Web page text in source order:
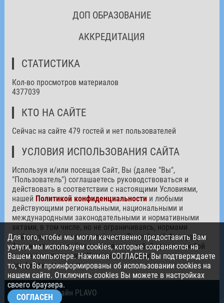
ДОП ОБРАЗОВАНИЕ
АККРЕДИТАЦИЯ
СТАТИСТИКА
Кол-во просмотров материалов
4377039
КТО НА САЙТЕ
Сейчас на сайте 479 гостей и нет пользователей
УСЛОВИЯ ИСПОЛЬЗОВАНИЯ САЙТА
Используя и/или посещая Сайт, Вы (далее "Вы",
"Пользователь") соглашаетесь руководствоваться и
действовать в соответствии с настоящими Условиями,
нашей Политикой конфиденциальностии любыми
действующими региональными, национальными и
международными законодательными и нормативными
актами, в том числе, но не ограничиваясь, нормами
действующего законодательства Российской Федерации.
Администрация сайта оставляет за собой право в любой
момент изменять эти Условия и Политику
конфиденциальности.
© 2026. Дизайн PLAVO
Для того, чтобы мы могли качественно предоставить Вам
услуги, мы используем cookies, которые сохраняются на
Вашем компьютере. Нажимая СОГЛАСЕН, Вы подтверждаете
то, что Вы проинформированы об использовании cookies на
нашем сайте. Отключить cookies Вы можете в настройках
своего браузера.
СОГЛАСЕН